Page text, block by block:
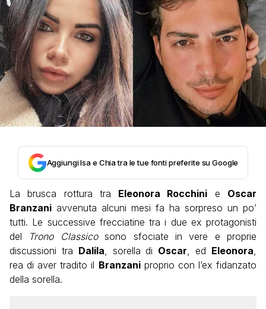
Aggiungi Isa e Chia tra le tue fonti preferite su Google
La brusca rottura tra Eleonora Rocchini e Oscar
Branzani avvenuta alcuni mesi fa ha sorpreso un po’
tutti. Le successive frecciatine tra i due ex protagonisti
del
Trono Classicosono sfociate in vere e proprie
discussioni tra Dalila, sorella di Oscar, ed Eleonora,
rea di aver tradito il Branzaniproprio con l’ex fidanzato
della sorella.